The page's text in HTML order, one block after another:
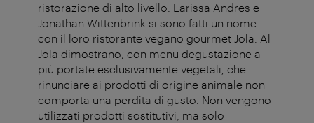
ristorazione di alto livello: Larissa Andres e
Jonathan Wittenbrink si sono fatti un nome
con il loro ristorante vegano gourmet Jola. Al
Jola dimostrano, con menu degustazione a
più portate esclusivamente vegetali, che
rinunciare ai prodotti di origine animale non
comporta una perdita di gusto. Non vengono
utilizzati prodotti sostitutivi, ma solo